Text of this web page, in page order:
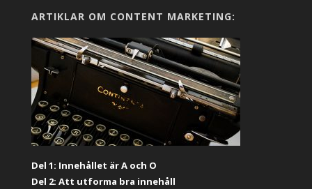
ARTIKLAR OM CONTENT MARKETING:
Del 1: Innehållet är A och O
Del 2: Att utforma bra innehåll